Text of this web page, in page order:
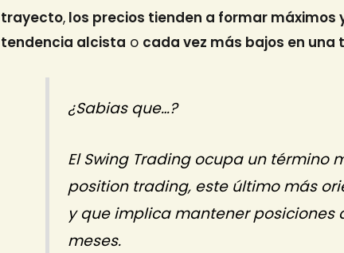
trayecto, los precios tienden a formar
tendencia alcista o cada vez más bajos en
¿Sabias que…?
ElSwing Tradingocupa un término
position trading, este último más
y que implica mantener posiciones
meses.